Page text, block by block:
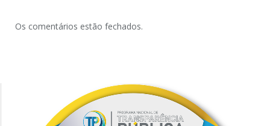
Os comentários estão fechados.